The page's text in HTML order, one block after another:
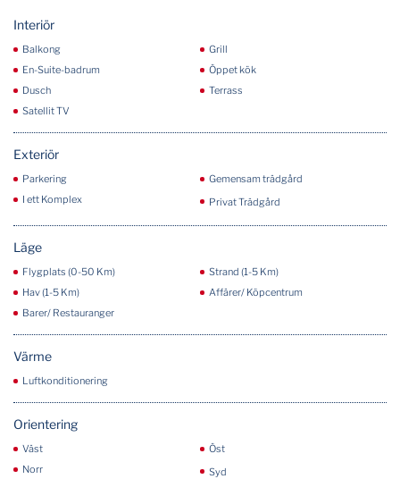
Interiör
Balkong
Grill
En-Suite-badrum
Öppet kök
Dusch
Terrass
Satellit TV
Exteriör
Parkering
Gemensam trädgård
I ett Komplex
Privat Trädgård
Läge
Flygplats (0-50 Km)
Strand (1-5 Km)
Hav (1-5 Km)
Affärer/ Köpcentrum
Barer/ Restauranger
Värme
Luftkonditionering
Orientering
Väst
Öst
Norr
Syd